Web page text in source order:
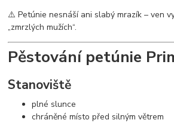
⚠️ Petúnie nesnáší ani slabý mrazík – ven
„zmrzlých mužích“.
Pěstování petúnie
Stanoviště
plné slunce
chráněné místo před silným větrem